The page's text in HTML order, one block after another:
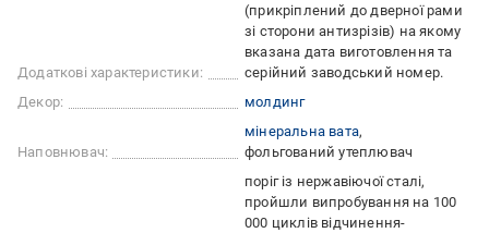
Додаткові характеристики:
(прикріплений до дверної рами
зі сторони антизрізів) на якому
вказана дата виготовлення та
серійний заводський номер.
Декор:
молдинг
Наповнювач:
мінеральна вата
фольгований утеплювач
поріг із нержавіючої сталі
пройшли випробування на 100
000 циклів відчинення-